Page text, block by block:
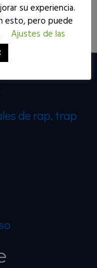
de rap, trap
su experiencia.
esto, pero puede
Ajustes de las